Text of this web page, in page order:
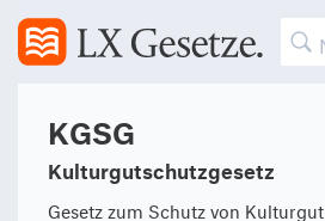
KGSG
Kulturgutschutzgesetz
Gesetz zum Schutz von Kulturgut